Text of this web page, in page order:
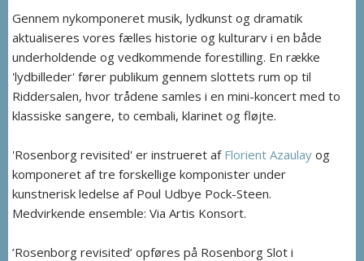
Gennem nykomponeret musik, lydkunst og dramatik
aktualiseres vores fælles historie og kulturarv i en både
underholdende og vedkommende forestilling. En række
'lydbilleder' fører publikum gennem slottets rum op til
Riddersalen, hvor trådene samles i en mini-koncert med to
klassiske sangere, to cembali, klarinet og fløjte.
'Rosenborg revisited' er instrueret af Florient Azaulay og
komponeret af tre forskellige komponister under
kunstnerisk ledelse af Poul Udbye Pock-Steen.
Medvirkende ensemble: Via Artis Konsort.
’Rosenborg revisited’ opføres på Rosenborg Slot i